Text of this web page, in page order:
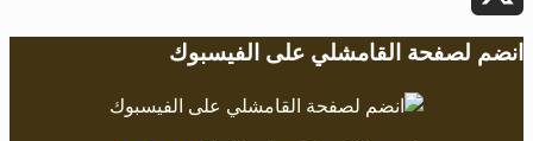
X
انضم لصفحة القامشلي على الفيسبوك